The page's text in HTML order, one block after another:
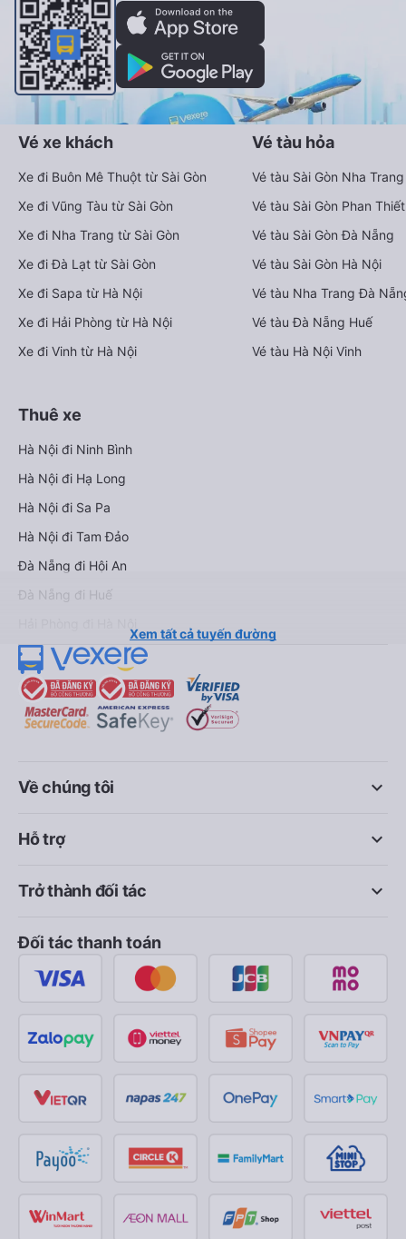
Vé xe khách
Xe đi Buôn Mê Thuột từ Sài Gòn
Xe đi Vũng Tàu từ Sài Gòn
Xe đi Nha Trang từ Sài Gòn
Xe đi Đà Lạt từ Sài Gòn
Xe đi Sapa từ Hà Nội
Xe đi Hải Phòng từ Hà Nội
Xe đi Vinh từ Hà Nội
Vé tàu hỏa
Vé tàu Sài Gòn Nha Trang
Vé tàu Sài Gòn Phan Thiết
Vé tàu Sài Gòn Đà Nẵng
Vé tàu Sài Gòn Hà Nội
Vé tàu Nha Trang Đà
Vé tàu Đà Nẵng Huế
Vé tàu Hà Nội Vinh
Thuê xe
Hà Nội đi Ninh Bình
Hà Nội đi Hạ Long
Hà Nội đi Sa Pa
Hà Nội đi Tam Đảo
Đà Nẵng đi Hội An
Đà Nẵng đi Huế
Xem tất cả tuyến đường
keyboard_arrow_down
Về chúng tôi
keyboard_arrow_down
Hỗ trợ
keyboard_arrow_down
Trở thành đối tác
Đối tác thanh toán